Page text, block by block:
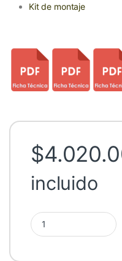
Kit de montaje
$
incluido
Kit Solar Fotovoltaico